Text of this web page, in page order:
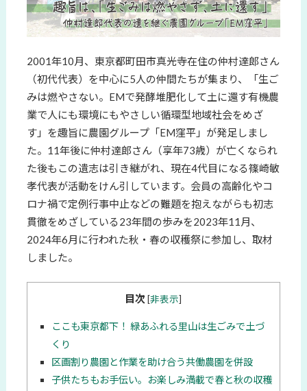
2001年10月、東京都町田市真光寺在住の仲村達郎さん
（初代代表）を中心に5人の仲間たちが集まり、「生ご
みは燃やさない。EMで発酵堆肥化して土に還す有機農
業で人にも環境にもやさしい循環型地域社会をめざ
す」を趣旨に農園グループ「EM窪平」が発足しまし
た。11年後に仲村達郎さん（享年73歳）が亡くなられ
た後もこの遺志は引き継がれ、現在4代目になる篠崎敏
孝代表が活動をけん引しています。会員の高齢化やコ
ロナ禍で定例行事中止などの難題を抱えながらも初志
貫徹をめざしている23年間の歩みを2023年11月、
2024年6月に行われた秋・春の収穫祭に参加し、取材
しました。
目次 [非表示]
ここも東京都下！ 緑あふれる里山は生ごみで土づ
くり
区画割り農園と作業を助け合う共働農園を併設
子供たちもお手伝い。お楽しみ満載で春と秋の収穫